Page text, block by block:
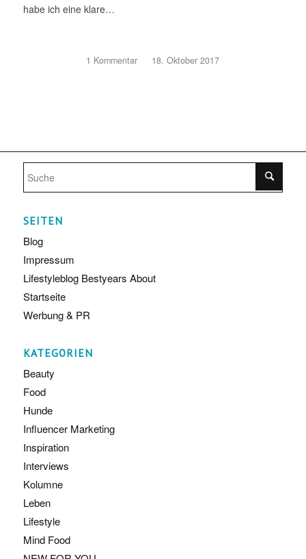
habe ich eine klare…
1 Kommentar
/ 18. Oktober 2017
SEITEN
Blog
Impressum
Lifestyleblog Bestyears About
Startseite
Werbung & PR
KATEGORIEN
Beauty
Food
Hunde
Influencer Marketing
Inspiration
Interviews
Kolumne
Leben
Lifestyle
Mind Food